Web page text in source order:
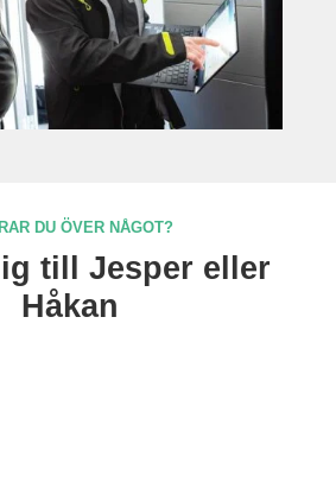
DU ÖVER NÅGOT?
till Jesper eller
Håkan